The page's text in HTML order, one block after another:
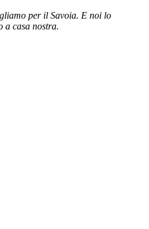
per il Savoia. E noi lo
a casa nostra.